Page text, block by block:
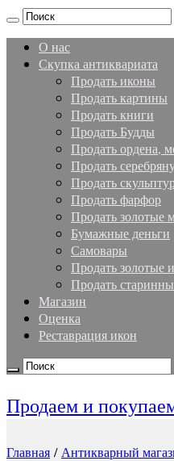
О нас
Скупка антиквариата
Продать иконы
Продать картины
Продать книги
Продать Будды
Продать ордена,
Продать
Продать
Продать фарфор
Продать золотые
Бумажные деньги
Самовары
Продать золотые
Продать
Магазин
Оценка
Реставрация икон
Продаем и
Главная / Антикварный